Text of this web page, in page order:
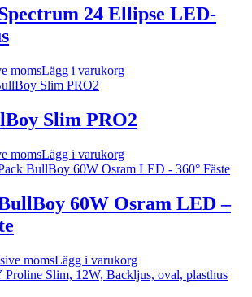
24 Ellipse LED-
momsLägg i varukorg
Slim PRO2
momsLägg i varukorg
60W Osram LED –
momsLägg i varukorg